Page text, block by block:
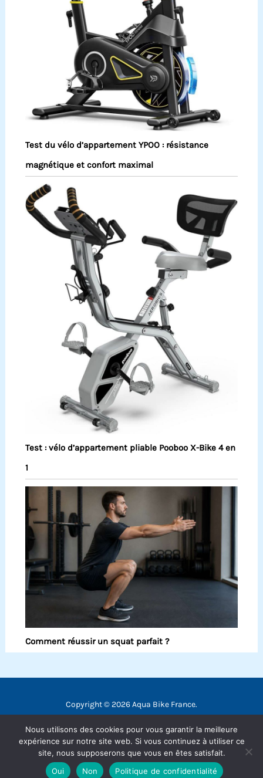
Test du vélo d’appartement YPOO : résistance
magnétique et confort maximal
Test : vélo d’appartement pliable Pooboo X-Bike 4 en
1
Comment réussir un squat parfait ?
Copyright © 2026 Aqua Bike France.
Contact
Mentions légales
Politique de confidentialité
Nous utilisons des cookies pour vous garantir la meilleure
expérience sur notre site web. Si vous continuez à utiliser ce
site, nous supposerons que vous en êtes satisfait.
Oui
Non Politique de confidentialité